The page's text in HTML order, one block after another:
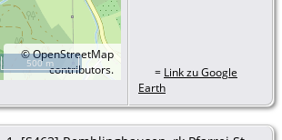
©OpenStreetMap
contributors.
500 m
= Link zu Google
Earth